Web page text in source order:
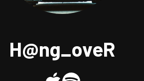
H@ng_oveR